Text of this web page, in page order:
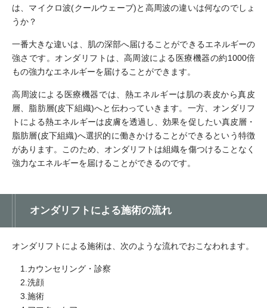
は、マイクロ波(クールウェーブ)と高周波の違いは何なのでしょ
うか？
一番大きな違いは、肌の深部へ届けることができるエネルギーの
強さです。オンダリフトは、高周波による医療機器の約1000倍
もの強力なエネルギーを届けることができます。
高周波による医療機器では、熱エネルギーは肌の表皮から真皮
層、脂肪層(皮下組織)へと伝わっていきます。一方、オンダリフ
トによる熱エネルギーは皮膚を透過し、効果を促したい真皮層・
脂肪層(皮下組織)へ選択的に働きかけることができるという特徴
があります。このため、オンダリフトは組織を傷つけることなく
強力なエネルギーを届けることができるのです。
オンダリフトによる施術の流れ
オンダリフトによる施術は、次のような流れでおこなわれます。
1.カウンセリング・診察
2.洗顔
3.施術